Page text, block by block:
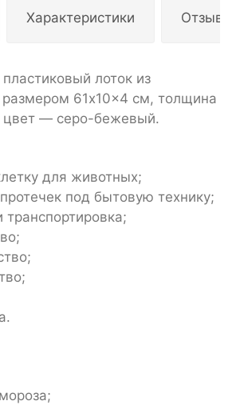
Характеристики
лоток из
размером 61x10x4 см, толщина
— серо-бежевый.
для животных;
под бытовую технику;
транспортировка;